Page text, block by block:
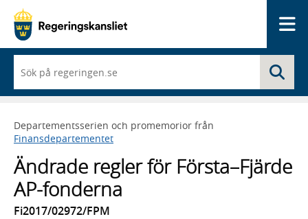
du
börjar
skriva
framträder
en
lista
med
sökförslag
Departementsserien och promemorior från
Finansdepartementet
Ändrade regler för Första–Fjärde
AP-fonderna
Fi2017/02972/FPM